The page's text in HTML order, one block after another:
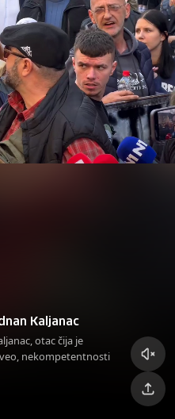
Kaljanac
otac čija je
nekompetentnosti